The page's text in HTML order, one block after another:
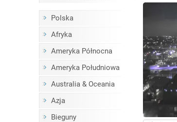
Polska
Afryka
Ameryka Północna
Ameryka Południowa
Australia & Oceania
Azja
Bieguny